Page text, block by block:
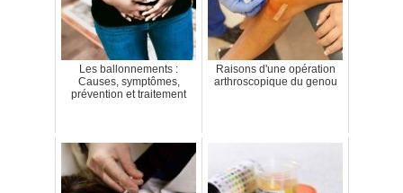
Les ballonnements :
Causes, symptômes,
prévention et traitement
Raisons d'une opération
arthroscopique du genou